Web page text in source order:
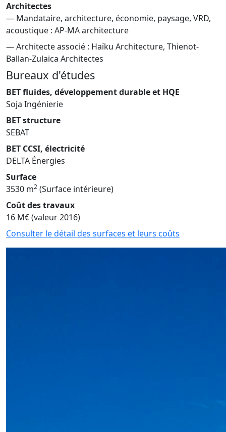
Architectes
— Mandataire, architecture, économie, paysage, VRD,
acoustique : AP-MA architecture
— Architecte associé : Haïku Architecture, Thienot-
Ballan-Zulaica Architectes
Bureaux d'études
BET fluides, développement durable et HQE
Soja Ingénierie
BET structure
SEBAT
BET CCSI, électricité
DELTA Énergies
Surface
3530 m2 (Surface intérieure)
Coût des travaux
16 M€ (valeur 2016)
Consulter le détail des surfaces et leurs coûts